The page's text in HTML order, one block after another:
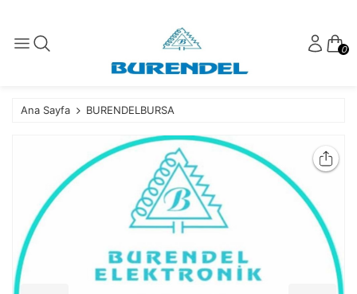
0
Ana Sayfa BURENDELBURSA